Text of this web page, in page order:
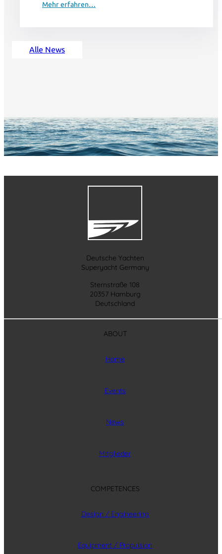
Mehr erfahren…
Alle News
Deutsche Yachten
Superyacht Germany
Sternstraße 108
20357 Hamburg
Deutschland
ABOUT
Home
Events
News
Mitglieder
COMPETENCES
Design / Engineering
Equipment / Propulsion